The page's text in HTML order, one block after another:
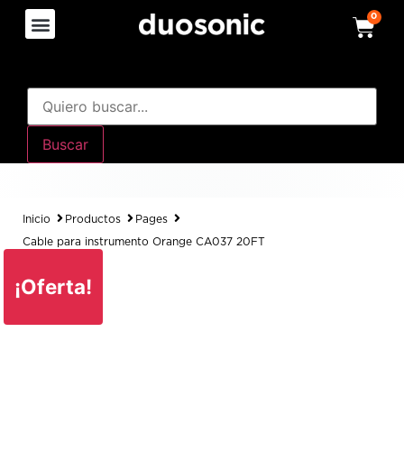
0
Buscar
Inicio Productos Pages
Cable para instrumento Orange CA037 20FT
¡Oferta!